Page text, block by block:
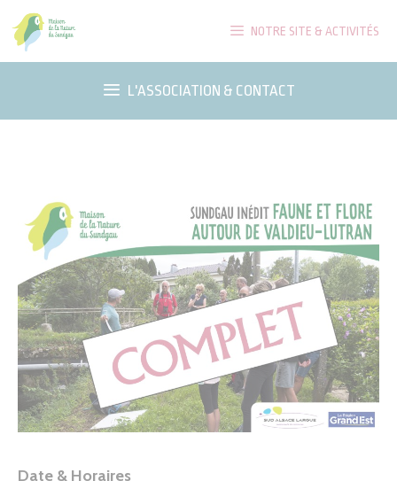
Aller
au
contenu
NOTRE SITE & ACTIVITÉS
L'ASSOCIATION & CONTACT
Date & Horaires